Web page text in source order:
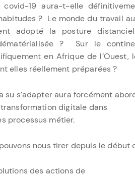
19 aura-t-elle
? Le monde du travail
adopté la posture
? Sur le
en Afrique de l’Ouest,
elles réellement préparées ?
su s’adapter aura forcément
digitale dans
processus métier.
nous tirer depuis le début
des actions de